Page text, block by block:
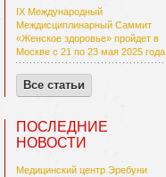
IX Международный
Междисциплинарный Саммит
«Женское здоровье» пройдет в
Москве с 21 по 23 мая 2025 года
Все статьи
ПОСЛЕДНИЕ
НОВОСТИ
Медицинский центр Эребуни